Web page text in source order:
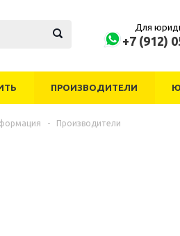
Для
+7 (912)
ПРОИЗВОДИТЕЛИ
- Производители